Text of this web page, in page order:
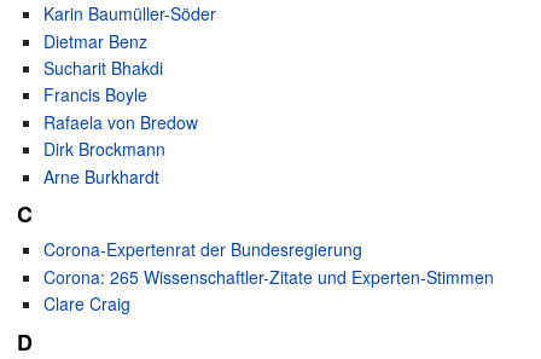
Karin Baumüller-Söder
Dietmar Benz
Sucharit Bhakdi
Francis Boyle
Rafaela von Bredow
Dirk Brockmann
Arne Burkhardt
C
Corona-Expertenrat der Bundesregierung
Corona: 265 Wissenschaftler-Zitate und Experten-Stimmen
Clare Craig
D